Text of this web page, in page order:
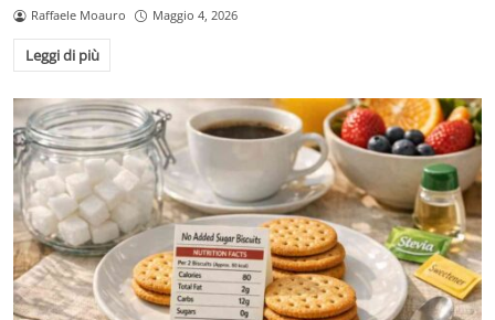
Raffaele Moauro Maggio 4, 2026
Leggi di più